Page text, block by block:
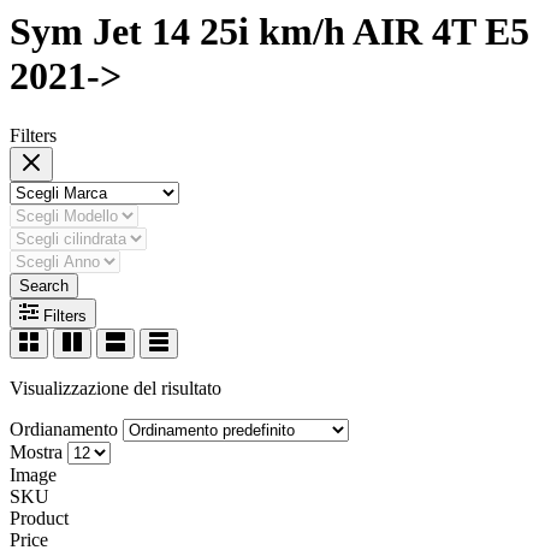
Sym Jet 14 25i km/h AIR 4T E5
2021->
Filters
Search
Filters
Visualizzazione del risultato
Ordianamento
Mostra
Image
SKU
Product
Price